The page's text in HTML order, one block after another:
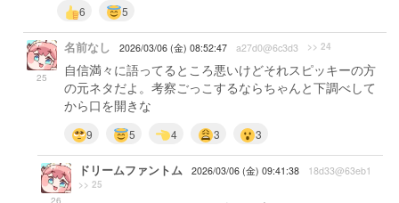
6 5
25
名前なし 2026/03/06 (金) 08:52:47 a27d0@6c3d3 >> 24
自信満々に語ってるところ悪いけどそれスピッキーの方
の元ネタだよ。考察ごっこするならちゃんと下調べして
から口を開きな
9 5 4 3 3
26
ドリームファントム 2026/03/06 (金) 09:41:38 18d33@63eb1
>> 25